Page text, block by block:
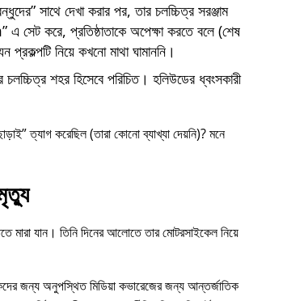
সাথে দেখা করার পর, তার চলচ্চিত্র সরঞ্জাম
এ সেট করে, প্রতিষ্ঠাতাকে অপেক্ষা করতে বলে (শেষ
নিয়ে কখনো মাথা ঘামাননি।
শহর হিসেবে পরিচিত। হলিউডের ধ্বংসকারী
ত্যাগ করেছিল (তারা কোনো ব্যাখ্যা দেয়নি)? মনে
মারা যান। তিনি দিনের আলোতে তার মোটরসাইকেল নিয়ে
জন্য অনুপস্থিত মিডিয়া কভারেজের জন্য আন্তর্জাতিক